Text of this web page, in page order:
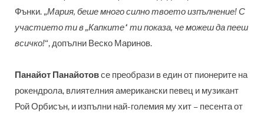
Фънки. „Мария, беше много силно твоето изпълнение! С
участието ти в „Капките“ ти показа, че можеш да пееш
всичко!“, допълни Веско Маринов.
Панайот Панайотовсе преобрази в един от пионерите на
рокендрола, влиятелния американски певец и музикант
Рой Орбисън, и изпълни най-големия му хит – песента от